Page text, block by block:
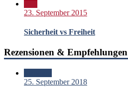
23. September 2015
Sicherheit vs Freiheit
Rezensionen & Empfehlungen
25. September 2018